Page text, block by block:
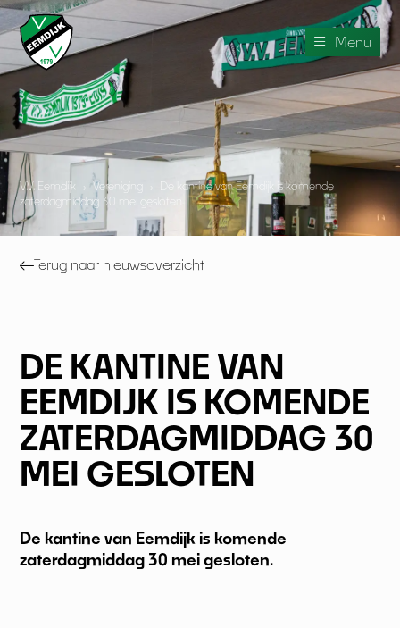
Menu
V.V. Eemdijk › Vereniging
De kantine van Eemdijk is komende
zaterdagmiddag 30 mei gesloten
Terug naar nieuwsoverzicht
DE KANTINE VAN
EEMDIJK IS KOMENDE
ZATERDAGMIDDAG 30
MEI GESLOTEN
De kantine van Eemdijk is komende
zaterdagmiddag 30 mei gesloten.